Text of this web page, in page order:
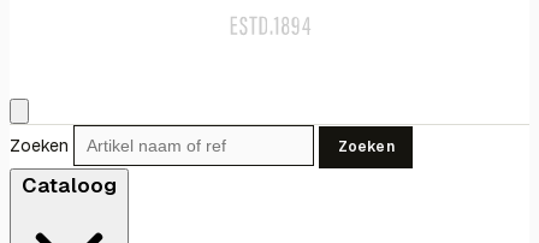
Zoeken Zoeken
Cataloog